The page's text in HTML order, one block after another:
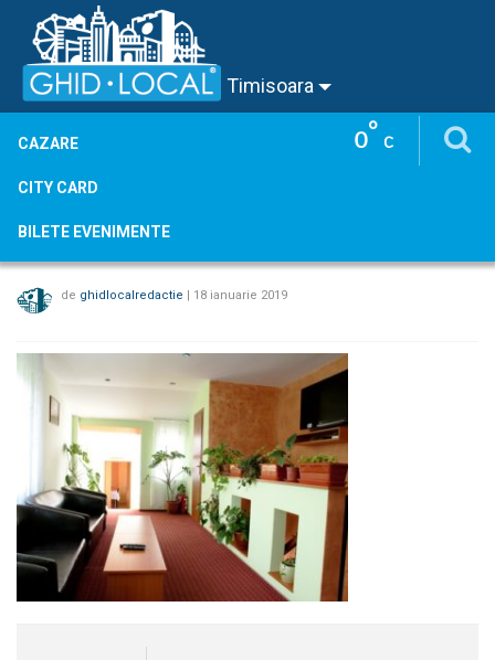
Timisoara
0° C
CAZARE
CITY CARD
BILETE EVENIMENTE
de ghidlocalredactie | 18 ianuarie 2019